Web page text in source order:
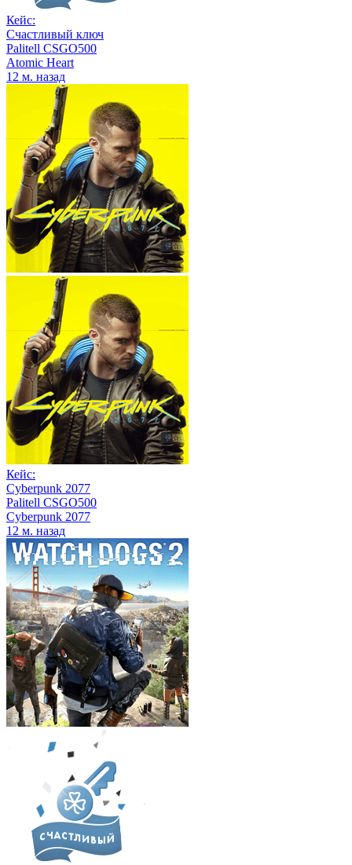
Кейс:
Счастливый ключ
Palitell CSGO500
Atomic Heart
12 м. назад
Кейс:
Cyberpunk 2077
Palitell CSGO500
Cyberpunk 2077
12 м. назад